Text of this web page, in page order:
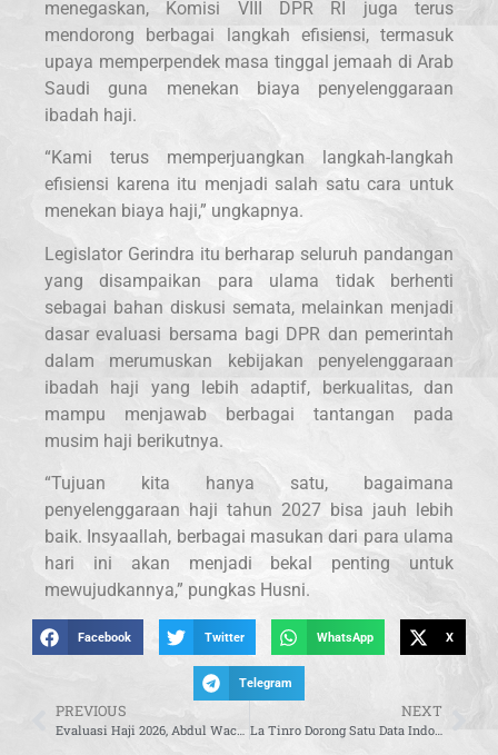
menegaskan, Komisi VIII DPR RI juga terus
mendorong berbagai langkah efisiensi, termasuk
upaya memperpendek masa tinggal jemaah di Arab
Saudi guna menekan biaya penyelenggaraan
ibadah haji.
“Kami terus memperjuangkan langkah-langkah
efisiensi karena itu menjadi salah satu cara untuk
menekan biaya haji,” ungkapnya.
Legislator Gerindra itu berharap seluruh pandangan
yang disampaikan para ulama tidak berhenti
sebagai bahan diskusi semata, melainkan menjadi
dasar evaluasi bersama bagi DPR dan pemerintah
dalam merumuskan kebijakan penyelenggaraan
ibadah haji yang lebih adaptif, berkualitas, dan
mampu menjawab berbagai tantangan pada
musim haji berikutnya.
“Tujuan kita hanya satu, bagaimana
penyelenggaraan haji tahun 2027 bisa jauh lebih
baik. Insyaallah, berbagai masukan dari para ulama
hari ini akan menjadi bekal penting untuk
mewujudkannya,” pungkas Husni.
Facebook Twitter WhatsApp X
Telegram
PREVIOUS
Evaluasi Haji 2026, Abdul Wachid: Komisi VIII DPR Libatkan MUI dan Ormas Islam Bahas Perspektif Fikih
NEXT
La Tinro Dorong Satu Data Indonesia Lindungi Hak Masyarakat Adat